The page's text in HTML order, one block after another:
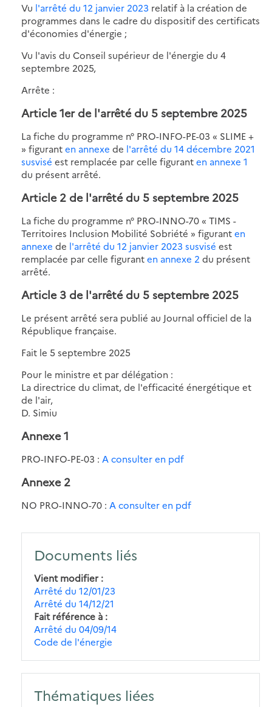
Vu l'arrêté du 12 janvier 2023 relatif à la création de
programmes dans le cadre du dispositif des certificats
d'économies d'énergie ;
Vu l'avis du Conseil supérieur de l'énergie du 4
septembre 2025,
Arrête :
Article 1er de l'arrêté du 5 septembre 2025
La fiche du programme n° PRO-INFO-PE-03 « SLIME +
» figuranten annexe de l'arrêté du 14 décembre 2021
susvisé est remplacée par celle figuranten annexe 1
du présent arrêté.
Article 2 de l'arrêté du 5 septembre 2025
La fiche du programme n° PRO-INNO-70 « TIMS -
Territoires Inclusion Mobilité Sobriété » figuranten
annexe de l'arrêté du 12 janvier 2023 susvisé est
remplacée par celle figuranten annexe 2 du présent
arrêté.
Article 3 de l'arrêté du 5 septembre 2025
Le présent arrêté sera publié au Journal officiel de la
République française.
Fait le 5 septembre 2025
Pour le ministre et par délégation :
La directrice du climat, de l'efficacité énergétique et
de l'air,
D. Simiu
Annexe 1
PRO-INFO-PE-03 : A consulter en pdf
Annexe 2
NO PRO-INNO-70 : A consulter en pdf
Documents liés
Vient modifier
Arrêté du 12/01/23
Arrêté du 14/12/21
Fait référence à
Arrêté du 04/09/14
Code de l'énergie
Thématiques liées